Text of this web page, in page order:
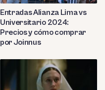
Entradas Alianza Lima vs
Universitario 2024:
Precios y cómo comprar
por Joinnus